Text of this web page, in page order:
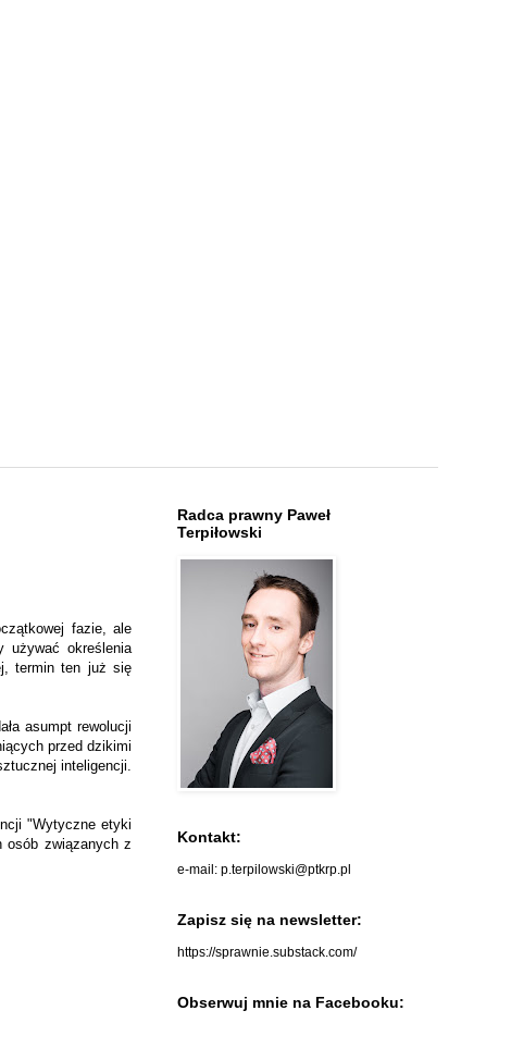
fazie, ale
używać określenia
termin ten już się
asumpt rewolucji
przed dzikimi
inteligencji.
"Wytyczne etyki
osób związanych z
Radca prawny Paweł
Terpiłowski
Kontakt:
e-mail: p.terpilowski@ptkrp.pl
Zapisz się na newsletter:
https://sprawnie.substack.com/
Obserwuj mnie na Facebooku: